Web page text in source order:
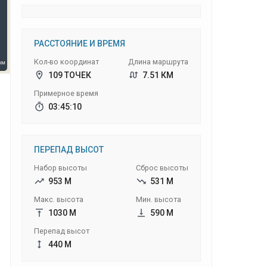
РАССТОЯНИЕ И ВРЕМЯ
Кол-во координат
109 ТОЧЕК
Примерное время
03:45:10
Длина маршрута
7.51 КМ
ПЕРЕПАД ВЫСОТ
Набор высоты
953 М
Макс. высота
1030 М
Перепад высот
440 М
Сброс высоты
531 М
Мин. высота
590 М